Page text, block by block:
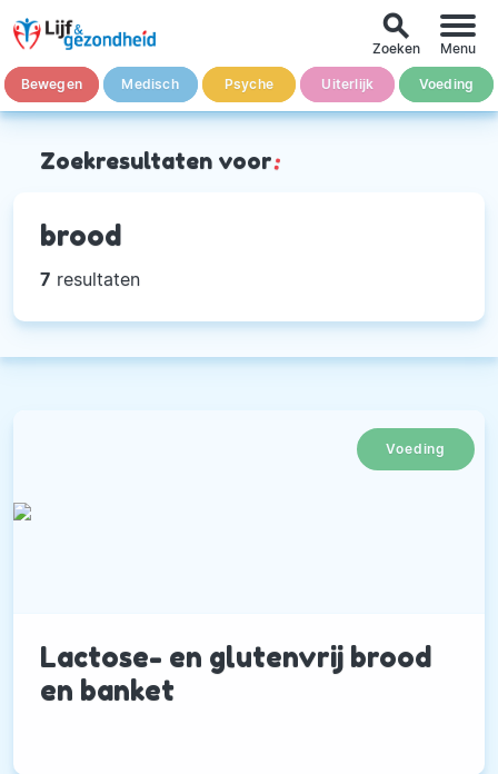
Bewegen Medisch Psyche Uiterlijk Voeding
search
Zoeken Menu
Zoekresultaten voor:
brood
7 resultaten
Voeding
Lactose- en glutenvrij brood
en banket